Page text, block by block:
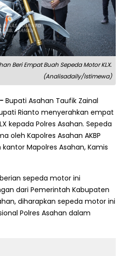
Beri Empat Buah Sepeda Motor KLX.
(Analisadaily/Istimewa)
Bupati Asahan Taufik Zainal
Rianto menyerahkan empat
kepada Polres Asahan. Sepeda
oleh Kapolres Asahan AKBP
Mapolres Asahan, Kamis
sepeda motor ini
dari Pemerintah Kabupaten
diharapkan sepeda motor ini
Polres Asahan dalam